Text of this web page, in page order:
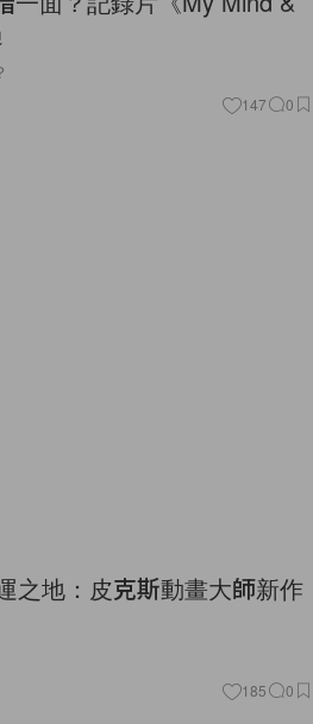
147 0
之地：皮克斯動畫大師新作
185 0